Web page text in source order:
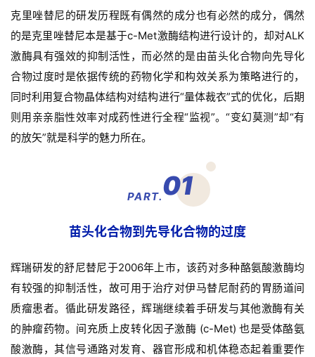
克里唑替尼的研发历程既有偶然的成分也有必然的成分，偶然
的是克里唑替尼本是基于c-Met激酶结构进行设计的，却对ALK
激酶具有强效的抑制活性，而必然的是由苗头化合物向先导化
合物过度时是依据传统的药物化学和构效关系为策略进行的，
同时利用复合物晶体结构对结构进行“量体裁衣”式的优化，后期
则用亲亲脂性效率对成药性进行全程“监视”。“变幻莫测”却“有
的放矢”就是科学的魅力所在。
PART.01
苗头化合物到先导化合物的过度
辉瑞研发的舒尼替尼于2006年上市，该药对多种酪氨酸激酶均
有较强的抑制活性，故可用于治疗对伊马替尼耐药的胃肠道间
质瘤患者。 循此研发路径，辉瑞继续着手研发与其他激酶有关
的肿瘤药物。 间充质上皮转化因子激酶 (c-Met) 也是受体酪氨
酸激酶，其信号通路对发育、器官形成和机体稳态起着重要作